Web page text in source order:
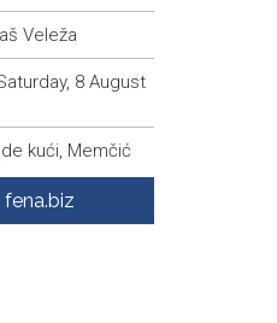
Veleža
8 August
kući, Memčić
Kinoscope and
(subota)
fena.biz